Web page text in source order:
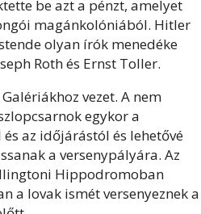
be azt a pénzt, amelyet
magánkolóniából. Hitler
olyan írók menedéke
Roth és Ernst Toller.
vezet. A nem
egykor a
az időjárástól és lehetővé
a versenypályára. Az
Hippodromoban
a lovak ismét versenyeznek a